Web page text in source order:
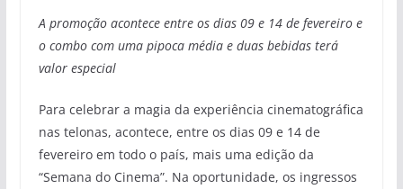
A promoção acontece entre os dias 09 e 14 de fevereiro e
o combo com uma pipoca média e duas bebidas terá
valor especial
Para celebrar a magia da experiência cinematográfica
nas telonas, acontece, entre os dias 09 e 14 de
fevereiro em todo o país, mais uma edição da
“Semana do Cinema”. Na oportunidade, os ingressos